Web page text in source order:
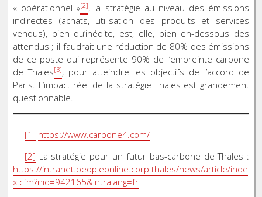
« opérationnel »[2], la stratégie au niveau des émissions
indirectes (achats, utilisation des produits et services
vendus), bien qu’inédite, est, elle, bien en-dessous des
attendus ; il faudrait une réduction de 80% des émissions
de ce poste qui représente 90% de l’empreinte carbone
de Thales[3], pour atteindre les objectifs de l’accord de
Paris. L’impact réel de la stratégie Thales est grandement
questionnable.
[1] https://www.carbone4.com/
[2] La stratégie pour un futur bas-carbone de Thales :
https://intranet.peopleonline.corp.thales/news/article/inde
x.cfm?nid=942165&intralang=fr